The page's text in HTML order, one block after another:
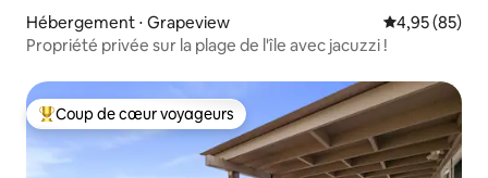
Hébergement ⋅ Grapeview Évaluation
4,95 (85)
Propriété privée sur la plage de l'île avec jacuzzi !
Coups de cœur voyageurs les plus appréciés
Coup de cœur voyageurs